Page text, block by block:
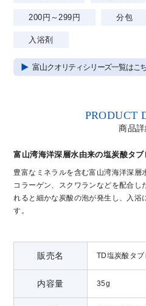
200円～299円 分包
入浴剤
富山クオリティシリーズ一覧はこ
PRODUCT
商品詳
富山湾海洋深層水由来の塩炭酸タブ
豊富なミネラルを含む富山湾海洋深層
コラーゲン、スクワランなどを配合し
れると細かな炭酸の泡が発生し、入浴
す。
販売名 TD塩炭酸タ
内容量 35g